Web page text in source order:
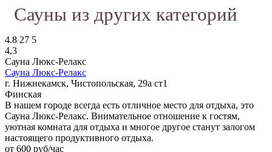
Сауны из других категорий
4.8 27 5
4,3
Сауна Люкс-Релакс
Сауна Люкс-Релакс
г. Нижнекамск, Чистопольская, 29а ст1
Финская
В нашем городе всегда есть отличное место для отдыха, это
Сауна Люкс-Релакс. Внимательное отношение к гостям,
уютная комната для отдыха и многое другое станут залогом
настоящего продуктивного отдыха.
от 600 руб/час